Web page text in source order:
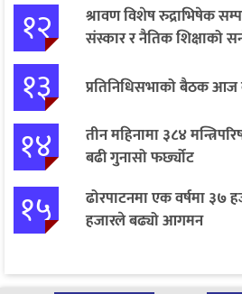
१२
श्रावण विशेष रुद्राभिषेक
संस्कार र नैतिक शिक्षाको
१३ प्रतिनिधिसभाको बैठक आज
१४
तीन महिनामा ३८४
बढी गुनासो फर्छ्योट
१५
ढोरपाटनमा एक वर्षमा ३७
हजारले बढ्यो आगमन